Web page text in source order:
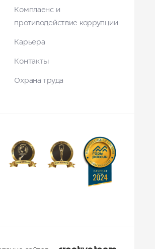
Комплаенс и
противодействие коррупции
Карьера
Контакты
Охрана труда